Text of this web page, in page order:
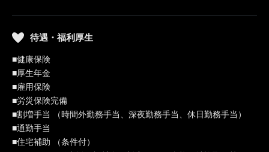
待遇・福利厚生
■健康保険
■厚生年金
■雇用保険
■労災保険完備
■割増手当 （時間外勤務手当、深夜勤務手当、休日勤務手当）
■通勤手当
■住宅補助 （条件付）